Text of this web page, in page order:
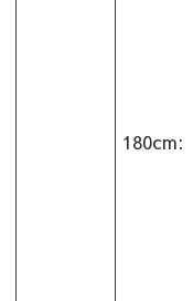
180cm: